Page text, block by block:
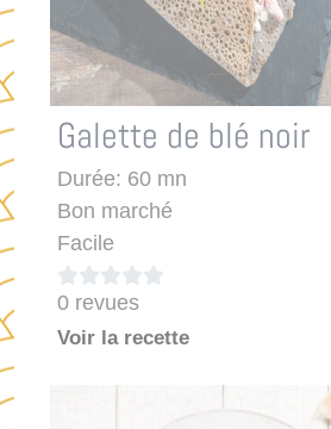
Galette de blé noir
Durée: 60 mn
Bon marché
Facile

0 revues
Voir la recette